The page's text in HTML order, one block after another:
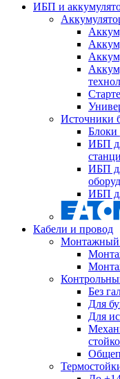
ИБП и
Источники
Блоки
ИБП
ИБП
ИБП
Кабели и провод
Монтажный
Без
Для
Для